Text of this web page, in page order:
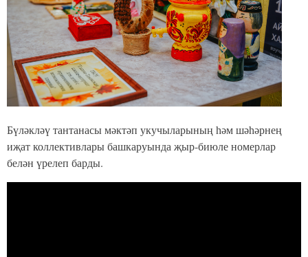
Бүләкләү тантанасы мәктәп укучыларының һәм шәһәрнең
иҗат коллективлары башкаруында җыр-биюле номерлар
белән үрелеп барды.